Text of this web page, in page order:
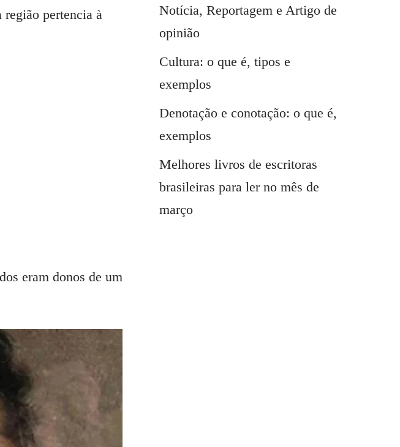
região pertencia à
eram donos de um
Notícia, Reportagem e Artigo de
opinião
Cultura: o que é, tipos e
exemplos
Denotação e conotação: o que é,
exemplos
Melhores livros de escritoras
brasileiras para ler no mês de
março